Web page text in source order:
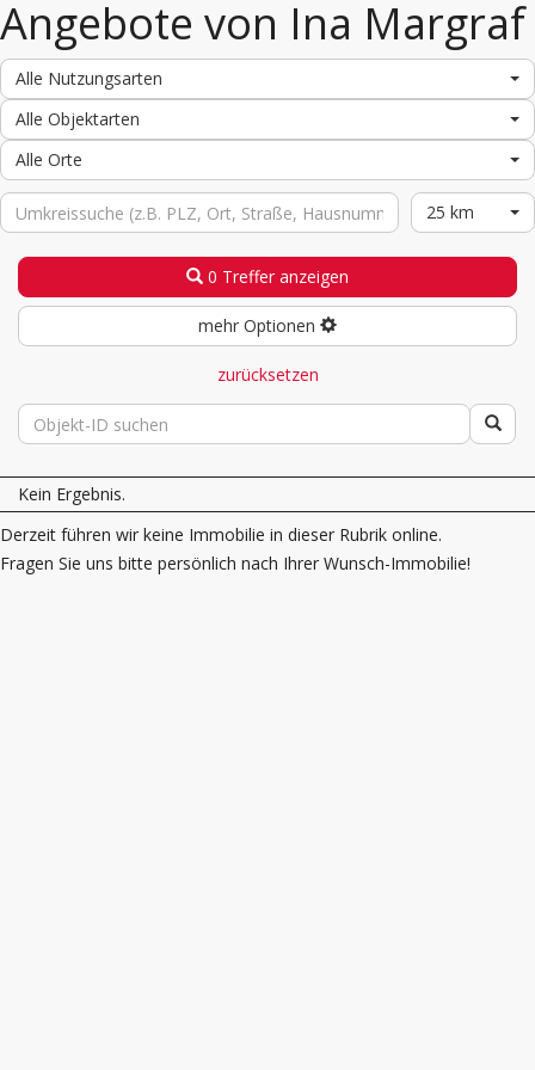
Angebote von Ina Margraf
Alle Nutzungsarten
Alle Objektarten
Alle Orte
25 km
0 Treffer anzeigen
mehr Optionen
zurücksetzen
Kein Ergebnis.
Derzeit führen wir keine Immobilie in dieser Rubrik online.
Fragen Sie uns bitte persönlich nach Ihrer Wunsch-Immobilie!